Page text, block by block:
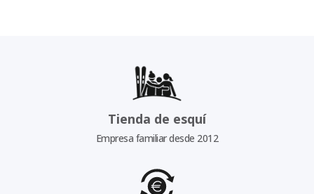
Tienda de esquí
Empresa familiar desde 2012